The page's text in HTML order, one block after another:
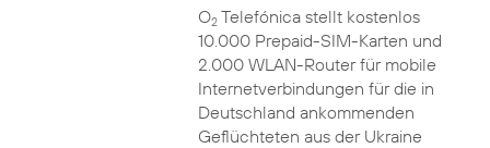
O2Telefónica stellt kostenlos
10.000 Prepaid-SIM-Karten und
2.000 WLAN-Router für mobile
Internetverbindungen für die in
Deutschland ankommenden
Geflüchteten aus der Ukraine